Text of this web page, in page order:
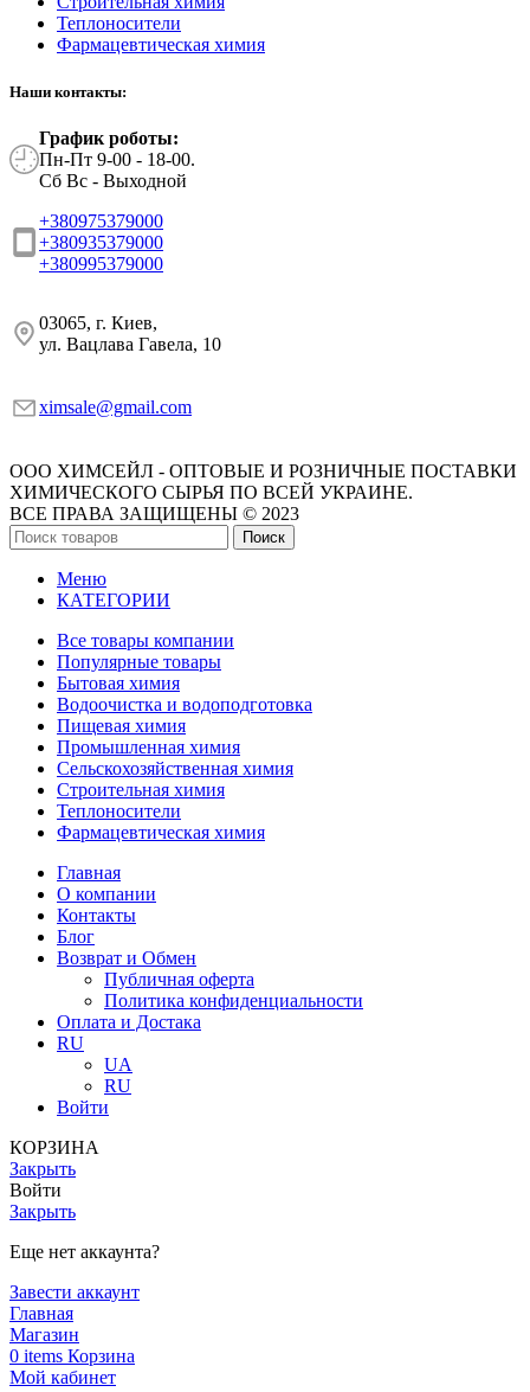
Теплоносители
Фармацевтическая химия
Наши контакты:
График роботы:
Пн-Пт 9-00 - 18-00.
Сб Вс - Выходной
+380975379000
+380935379000
+380995379000
03065, г. Киев,
ул. Вацлава Гавела, 10
ximsale@gmail.com
ООО ХИМСЕЙЛ - ОПТОВЫЕ И РОЗНИЧНЫЕ ПОСТАВКИ
ХИМИЧЕСКОГО СЫРЬЯ ПО ВСЕЙ УКРАИНЕ.
ВСЕ ПРАВА ЗАЩИЩЕНЫ © 2023
Поиск
Меню
КАТЕГОРИИ
Все товары компании
Популярные товары
Бытовая химия
Водоочистка и водоподготовка
Пищевая химия
Промышленная химия
Сельскохозяйственная химия
Строительная химия
Теплоносители
Фармацевтическая химия
Главная
О компании
Контакты
Блог
Возврат и Обмен
Публичная оферта
Политика конфиденциальности
Оплата и Достака
RU
UA
RU
Войти
КОРЗИНА
Закрыть
Войти
Закрыть
Еще нет аккаунта?
Завести аккаунт
Главная
Магазин
0 items Корзина
Мой кабинет